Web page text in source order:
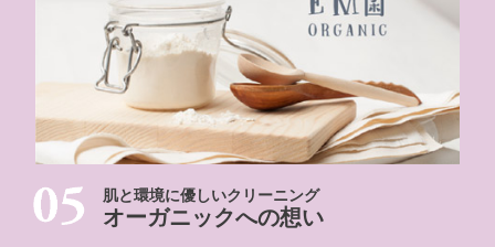
肌と環境に優しいクリーニング
オーガニックへの想い